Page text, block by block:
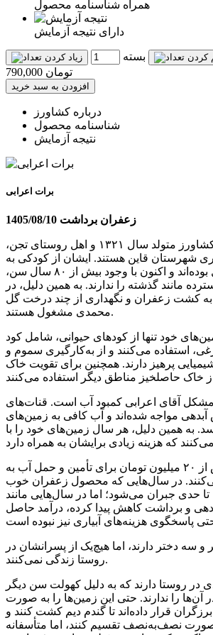
همراه شناسنامه محصول
دارای نتیجه آزمایش
بسته
790,000 تومان
درباره کشاورز
شناسنامه محصول
نتیجه آزمایش
برات اعرابی
زعفران برداشت 1405/08/10
آقای برات اعرابی، کشاورز متولد سال ۱۳۲۱ و اهل روستای تجن،
شهرستان قاین هستند. ایشان از کودکی به
کشاورزی مشغول بوده‌اند و اکنون با وجود بیش از ۸۰ سال سن،
مانند گذشته را ندارند. به همین دلیل، در
به کشت زعفران و نگهداری از چند درخت گل
محمدی مشغول هستند.
خود تنها از کودهای حیوانی، شامل کود
استفاده می‌کنند و از به‌کارگیری سموم و
پرهیز دارند. همچنین برای تقویت خاک
آقای اعرابی کمبود آب است. قنات‌های
آبدهی مواجه شده‌اند و آب کافی به زمین‌های
به همین دلیل، هر سال زمین‌های خود را با
ایشان سالانه بیش از ۲۰ میلیون تومان برای تأمین و حمل آب به
در سال‌هایی که محصول زعفران خوب
تا حدی جبران می‌شود؛ اما در سال‌هایی مانند
گل‌دهی و برداشت کاهش پیدا کرده، درآمد حاصل
و سه دختر دارند، اما هیچ‌یک از پسرانشان در
روستا زندگی نمی‌کنند.
در روستا دارند که به دلیل کهولت سن دیگر
آن‌ها را ندارند. حتی این زمین‌ها را به صورت
قرار داده‌اند تا گندم دیم کشت کنند و
نصف‌به‌نصف تقسیم کنند، اما متأسفانه